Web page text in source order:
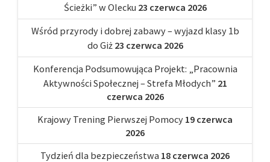
Ścieżki” w Olecku 23 czerwca 2026
Wśród przyrody i dobrej zabawy – wyjazd klasy 1b
do Giż 23 czerwca 2026
Konferencja Podsumowująca Projekt: „Pracownia
Aktywności Społecznej – Strefa Młodych” 21
czerwca 2026
Krajowy Trening Pierwszej Pomocy 19 czerwca
2026
Tydzień dla bezpieczeństwa 18 czerwca 2026